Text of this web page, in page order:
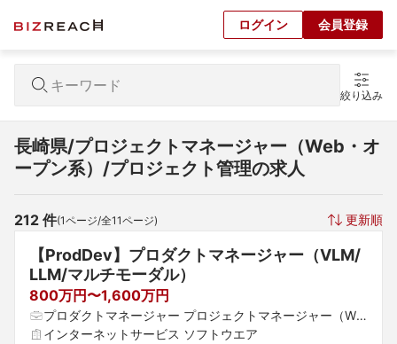
ログイン 会員登録
絞り込み
長崎県/プロジェクトマネージャー（Web・オ
ープン系）/プロジェクト管理の求人
212 件(1ページ/全11ページ) 更新順
【ProdDev】プロダクトマネージャー（VLM/
LLM/マルチモーダル）
800万円〜1,600万円
プロダクトマネージャー プロジェクトマネージャー（We
b・オープン系） プロジェクトリーダー（Web・オープン
インターネットサービス ソフトウエア